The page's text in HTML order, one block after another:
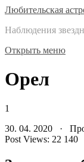
Любительская
Наблюдения
Открыть меню
Орел
1
30. 04. 2020 ·
Post Views: 22 140